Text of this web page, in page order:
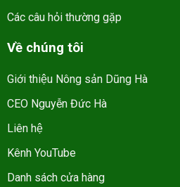
Các câu hỏi thường gặp
Về chúng tôi
Giới thiệu Nông sản Dũng Hà
CEO Nguyễn Đức Hà
Liên hệ
Kênh YouTube
Danh sách cửa hàng